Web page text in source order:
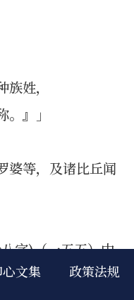
姓，
』」
婆等，及诸比丘闻
字)（一五五）中
分别诵)
心文集 政策法规